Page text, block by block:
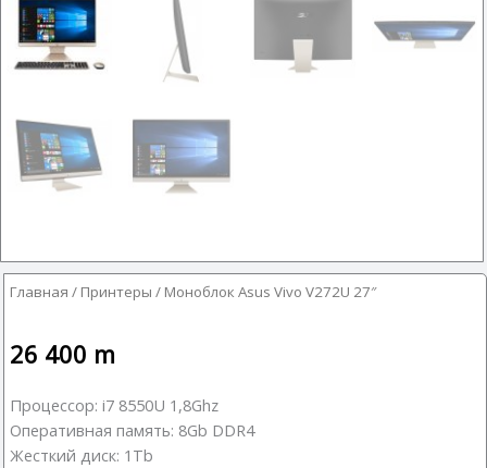
Главная / Принтеры / Моноблок Asus Vivo V272U 27″
26 400 m
Процессор: i7 8550U 1,8Ghz
Оперативная память: 8Gb DDR4
Жесткий диск: 1Tb